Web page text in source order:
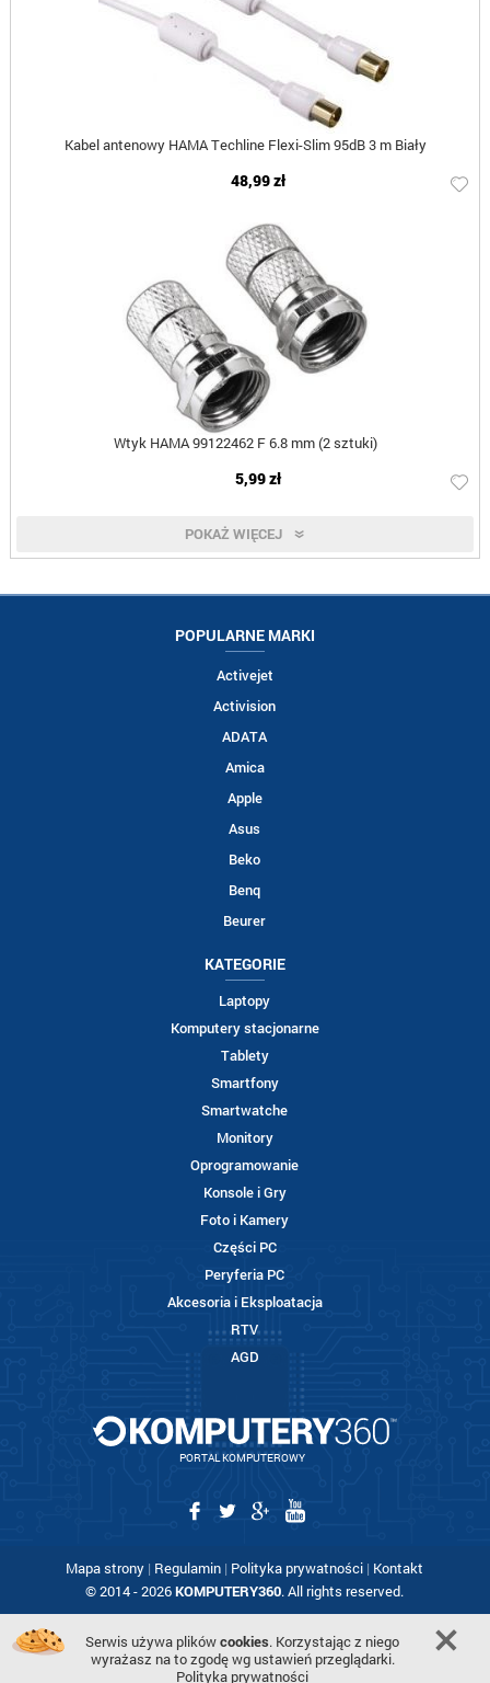
Kabel antenowy HAMA Techline Flexi-Slim 95dB 3 m Biały
48,99 zł
Wtyk HAMA 99122462 F 6.8 mm (2 sztuki)
5,99 zł
POKAŻ WIĘCEJ
POPULARNE MARKI
Activejet
Activision
ADATA
Amica
Apple
Asus
Beko
Benq
Beurer
KATEGORIE
Laptopy
Komputery stacjonarne
Tablety
Smartfony
Smartwatche
Monitory
Oprogramowanie
Konsole i Gry
Foto i Kamery
Części PC
Peryferia PC
Akcesoria i Eksploatacja
RTV
AGD
PORTAL KOMPUTEROWY
Mapa strony | Regulamin | Polityka prywatności | Kontakt
© 2014 - 2026KOMPUTERY360. All rights reserved.
Serwis używa plikówcookies. Korzystając z niego
wyrażasz na to zgodę wg ustawień przeglądarki.
Polityka prywatności